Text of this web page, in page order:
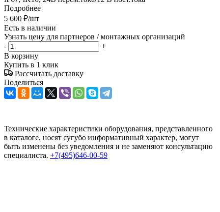
Подробнее
5 600 ₽/шт
Есть в наличии
Узнать цену для партнеров / монтажных организаций
-
+
В корзину
Купить в 1 клик
Рассчитать доставку
Поделиться
Технические характеристики оборудования, представленного
в каталоге, носят сугубо информативный характер, могут
быть изменены без уведомления и не заменяют консультацию
специалиста. +7(495)646-00-59